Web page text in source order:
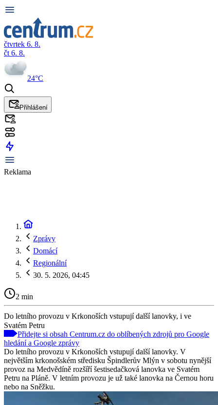
čtvrtek 6. 8.
čt 6. 8.
24°C
Přihlášení
Reklama
Zprávy
Domácí
Regionální
30. 5. 2026, 04:45
2 min
Do letního provozu v Krkonoších vstupují další lanovky, i ve
Svatém Petru
Přidejte si obsah Centrum.cz do oblíbených zdrojů pro Google
hledání a Google zprávy
Do letního provozu v Krkonoších vstupují další lanovky. V
největším krkonošském středisku Špindlerův Mlýn v sobotu nynější
provoz na Medvědíně rozšíří šestisedačková lanovka ve Svatém
Petru na Pláně. V letním provozu je už také lanovka na Černou horu
nebo na Sněžku.